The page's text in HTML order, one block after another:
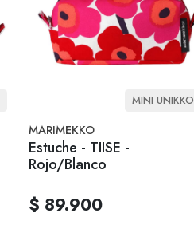
MINI UNIKKO
MARIMEKKO
Estuche - TIISE -
Rojo/Blanco
$ 89.900